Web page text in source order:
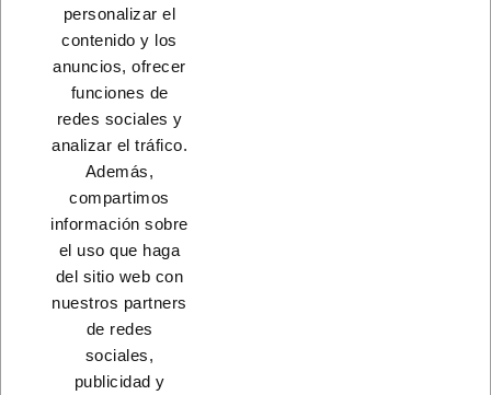
CAJA CAUDALES GRIS
13,50 €
CONTACTO
PRODUCTOS
personalizar el
contenido y los
anuncios, ofrecer
funciones de
redes sociales y
analizar el tráfico.
Además,
compartimos
información sobre
el uso que haga
del sitio web con
nuestros partners
de redes
sociales,
publicidad y